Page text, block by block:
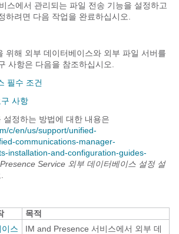
스에서 관리되는 파일 전송 기능을 설정하고
하려면 다음 작업을 완료하십시오.
위해 외부 데이터베이스와 외부 파일 서버를
사항은 다음을 참조하십시오.
필수 조건
사항
설정하는 방법에 대한 내용은
c/en/us/support/unified-
communications-manager-
installation-and-configuration-guides-
Service 외부 데이터베이스 설정 설
목적
스
IM and Presence 서비스에서 외부 데